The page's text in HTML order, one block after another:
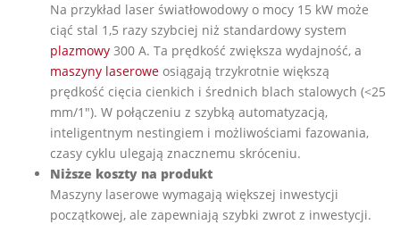
Na przykład laser światłowodowy o mocy 15 kW może
ciąć stal 1,5 razy szybciej niż standardowy system
plazmowy 300 A. Ta prędkość zwiększa wydajność, a
maszyny laserowe osiągają trzykrotnie większą
prędkość cięcia cienkich i średnich blach stalowych (<25
mm/1"). W połączeniu z szybką automatyzacją,
inteligentnym nestingiem i możliwościami fazowania,
czasy cyklu ulegają znacznemu skróceniu.
Niższe koszty na produkt
Maszyny laserowe wymagają większej inwestycji
początkowej, ale zapewniają szybki zwrot z inwestycji.